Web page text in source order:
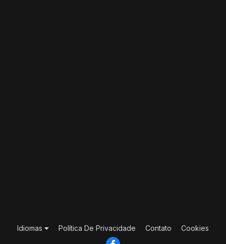
Idiomas Política De Privacidade Contato Cookies